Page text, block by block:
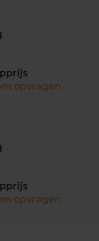
opvragen
opvragen